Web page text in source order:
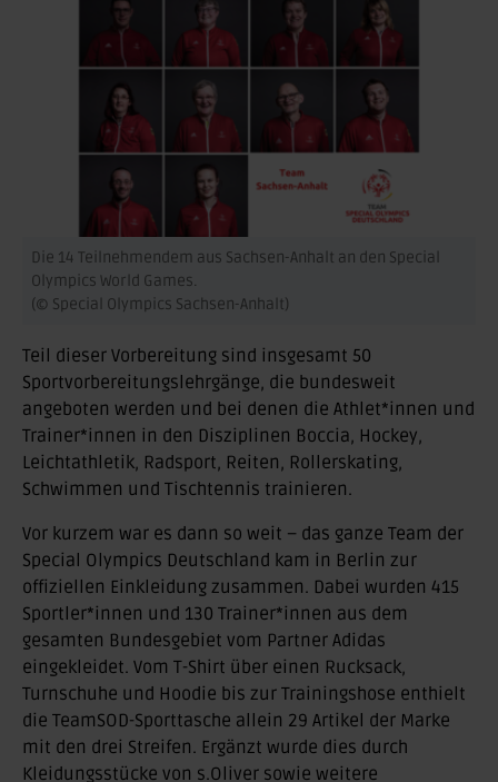
Die 14 Teilnehmendem aus Sachsen-Anhalt an den Special
Olympics World Games.
(© Special Olympics Sachsen-Anhalt)
Teil dieser Vorbereitung sind insgesamt 50
Sportvorbereitungslehrgänge, die bundesweit
angeboten werden und bei denen die Athlet*innen und
Trainer*innen in den Disziplinen Boccia, Hockey,
Leichtathletik, Radsport, Reiten, Rollerskating,
Schwimmen und Tischtennis trainieren.
Vor kurzem war es dann so weit – das ganze Team der
Special Olympics Deutschland kam in Berlin zur
offiziellen Einkleidung zusammen. Dabei wurden 415
Sportler*innen und 130 Trainer*innen aus dem
gesamten Bundesgebiet vom Partner Adidas
eingekleidet. Vom T-Shirt über einen Rucksack,
Turnschuhe und Hoodie bis zur Trainingshose enthielt
die TeamSOD-Sporttasche allein 29 Artikel der Marke
mit den drei Streifen. Ergänzt wurde dies durch
Kleidungsstücke von s.Oliver sowie weitere